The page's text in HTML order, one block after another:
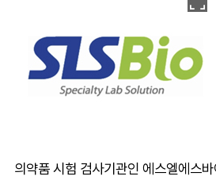
의약품 시험 검사기관인 에스엘에스